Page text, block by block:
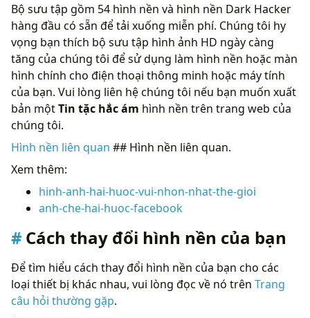
Bộ sưu tập gồm 54 hình nền và hình nền Dark Hacker
hàng đầu có sẵn để tải xuống miễn phí. Chúng tôi hy
vọng bạn thích bộ sưu tập hình ảnh HD ngày càng
tăng của chúng tôi để sử dụng làm hình nền hoặc màn
hình chính cho điện thoại thông minh hoặc máy tính
của bạn. Vui lòng liên hệ chúng tôi nếu bạn muốn xuất
bản mộtTin tặc hắc ám hình nền trên trang web của
chúng tôi.
Hình nền liên quan ## Hình nền liên quan.
Xem thêm:
hinh-anh-hai-huoc-vui-nhon-nhat-the-gioi
anh-che-hai-huoc-facebook
Cách thay đổi hình nền của bạn
Để tìm hiểu cách thay đổi hình nền của bạn cho các
loại thiết bị khác nhau, vui lòng đọc về nó trên Trang
câu hỏi thường gặp.